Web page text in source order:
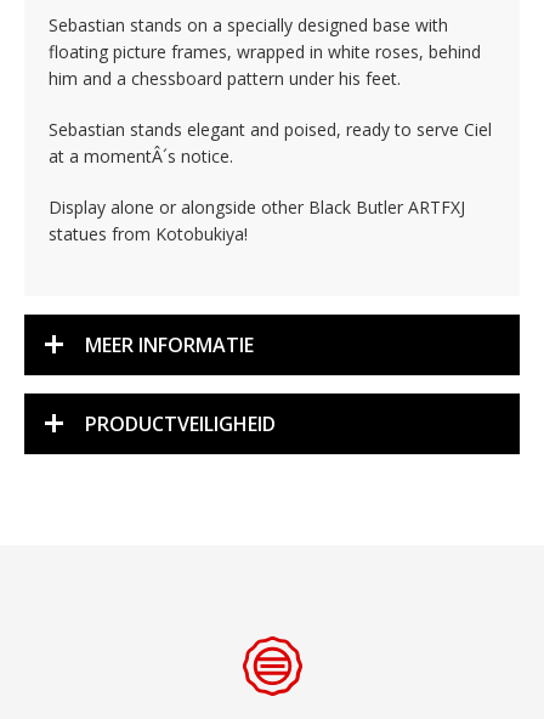
Sebastian stands on a specially designed base with
floating picture frames, wrapped in white roses, behind
him and a chessboard pattern under his feet.
Sebastian stands elegant and poised, ready to serve Ciel
at a momentÂ´s notice.
Display alone or alongside other Black Butler ARTFXJ
statues from Kotobukiya!
MEER INFORMATIE
PRODUCTVEILIGHEID